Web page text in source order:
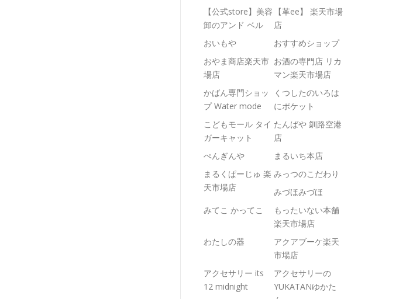
【公式store】美容
卸のアンド ベル
【革ee】 楽天市場
店
おいもや
おすすめショップ
おやま商店楽天市
場店
お酒の専門店 リカ
マン楽天市場店
かばん専門ショッ
プ Water mode
くつしたのいろは
にポケット
こどもモール タイ
ガーキャット
たんばや 釧路空港
店
ぺんぎんや
まるいち本店
まるくぱーじゅ 楽
天市場店
みっつのこだわり
みづほみづほ
みてこ かってこ
もったいない本舗
楽天市場店
わたしの器
アクアブーケ楽天
市場店
アクセサリー its
12 midnight
アクセサリーの
YUKATANゆかた